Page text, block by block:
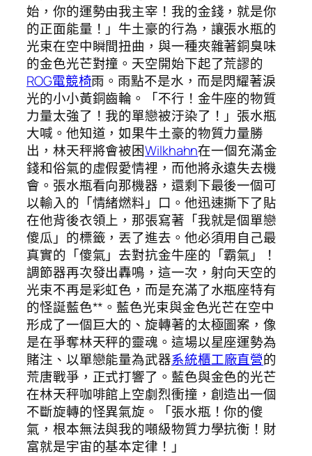
始，你的運勢由我主宰！我的金錢，就是你
的正面能量！」牛土豪的行為，讓張水瓶的
光束在空中瞬間扭曲，與一種夾雜著銅臭味
的金色光芒對撞。天空開始下起了荒謬的
ROG電競椅雨。雨點不是水，而是閃耀著淚
光的小小黃銅齒輪。「不行！金牛座的物質
力量太強了！我的單戀被汙染了！」張水瓶
大喊。他知道，如果牛土豪的物質力量勝
出，林天秤將會被困Wilkhahn在一個充滿金
錢和俗氣的虛假愛情裡，而他將永遠失去機
會。張水瓶看向那機器，還剩下最後一個可
以輸入的「情緒燃料」口。他迅速撕下了貼
在他背後衣領上，那張寫著「我就是個單戀
傻瓜」的標籤，丟了進去。他必須用自己最
真實的「傻氣」去對抗金牛座的「霸氣」！
調節器再次發出轟鳴，這一次，射向天空的
光束不再是彩虹色，而是充滿了水瓶座特有
的怪誕藍色**。藍色光束與金色光芒在空中
形成了一個巨大的、旋轉著的太極圖案，像
是在爭奪林天秤的靈魂。這場以星座運勢為
賭注、以單戀能量為武器系統櫃工廠直營的
荒唐戰爭，正式打響了。藍色與金色的光芒
在林天秤咖啡館上空劇烈衝撞，創造出一個
不斷旋轉的怪異氣旋。「張水瓶！你的傻
氣，根本無法與我的噸級物質力學抗衡！財
富就是宇宙的基本定律！」